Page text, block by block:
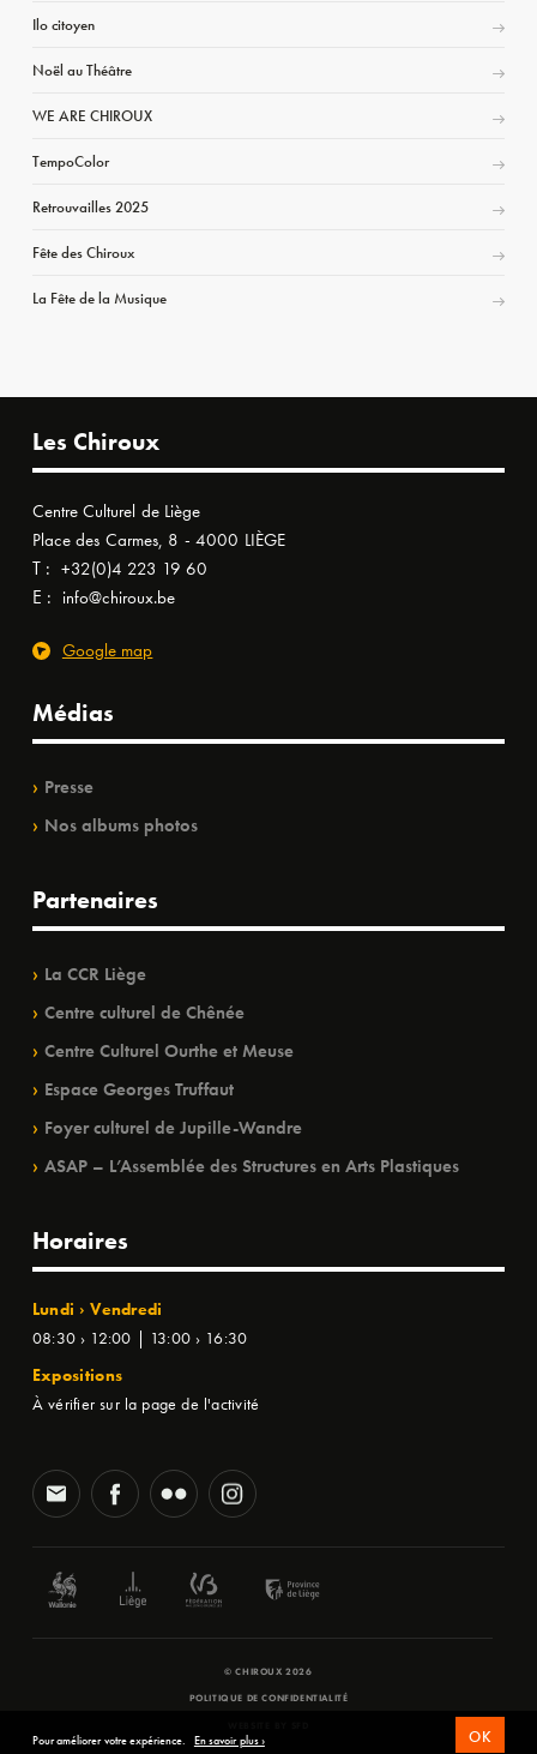
Ilo citoyen
Noël au Théâtre
WE ARE CHIROUX
TempoColor
Retrouvailles 2025
Fête des Chiroux
La Fête de la Musique
Les Chiroux
Centre Culturel de Liège
Place des Carmes, 8 - 4000 LIÈGE
T : +32(0)4 223 19 60
E : info@chiroux.be
Google map
Médias
Presse
Nos albums photos
Partenaires
La CCR Liège
Centre culturel de Chênée
Centre Culturel Ourthe et Meuse
Espace Georges Truffaut
Foyer culturel de Jupille-Wandre
ASAP – L’Assemblée des Structures en Arts Plastiques
Horaires
Lundi › Vendredi
08:30 › 12:00 | 13:00 › 16:30
Expositions
À vérifier sur la page de l'activité
© CHIROUX 2026
POLITIQUE DE CONFIDENTIALITÉ
Pour améliorer votre expérience. En savoir plus › OK